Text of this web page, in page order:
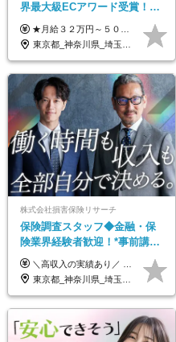
界最大級ECアワード受賞！フ
ルリモート／未経験◎／月給
３２万円～／年休１３０日以
上／
★月給３２万円～５０万円＋インセンティブ賞与＋決算賞与★ （30時間の固定残業代、一律月54,750円を含む。超過分は支給） ※経験・スキルを考慮の上、決定 ※昇給：随時あり 【インセンティブについて】 自社サービスを提案し、サービス化した場合、一部の利益をインセンティブとして還元します。 試用期間中（6か月間）は、下記の給与となります。 【一都三県、大阪、名古屋、福岡の方】 月給２４万円～＋役職手当＋インセンティブ賞与 【一都三県以外の関東圏、九州、東北、北海道、その他地域の方】 月給２０万円～＋役職手当＋インセンティブ賞与 ※試用期間6ヶ月 ※試用期間中の待遇・福利厚生に差異はなし
東京都_神奈川県_埼玉県_千葉県_大阪府_愛知県_北海道_青森県_岩手県_宮城県_秋田県_山形県_福島県_茨城県_栃木県_群馬県_静岡県_岐阜県_三重県_兵庫県_京都府_滋賀県_奈良県_和歌山県_広島県_岡山県_鳥取県_島根県_山口県_福岡県_熊本県_佐賀県_長崎県_大分県_宮崎県_鹿児島県
株式会社損害保険リサーチ
保険調査スタッフ◆金融・保
険業界経験者歓迎！*事前講習
あり*30代～60代活躍*調査は
原則直行直帰*高収入可
＼高収入の実績あり／ なかには年収1000万円を超える方もいらっしゃいます！ 【完全出来高報酬制】 ★仕事に慣れるまで収入をサポート 1か月目：報酬が通常の2倍 2か月目：報酬が通常の1.5倍 ※災害に関する業務については、収入サポートの対象外 ※試用期間はありません ＊＊＊業務報酬の例＊＊＊ ・事故原因調査（4箇所確認）…1万5000円～ ・有無責／不正請求疑義調査（自動車案件）…2万円～ ・医療調査（1箇所確認）…1万7000円～ ・書類取付（1箇所訪問）…3000円～ ※上記は目安になります ※実際の報酬は業務報酬に応じた個々のスキル・実績を加味したものになります
東京都_神奈川県_埼玉県_千葉県_大阪府_愛知県_北海道_青森県_岩手県_宮城県_秋田県_山形県_福島県_茨城県_栃木県_群馬県_新潟県_山梨県_長野県_富山県_石川県_福井県_静岡県_岐阜県_三重県_兵庫県_京都府_滋賀県_奈良県_和歌山県_広島県_岡山県_鳥取県_島根県_山口県_徳島県_香川県_愛媛県_高知県_福岡県_熊本県_佐賀県_長崎県_大分県_宮崎県_鹿児島県_沖縄県